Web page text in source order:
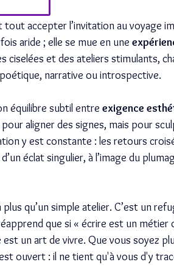
tout accepter l’invitation au voyage
aride ; elle se mue en une
ciselées et des ateliers stimulants,
narrative ou introspective.
équilibre subtil entre exigence
aligner des signes, mais pour
y est constante : les retours
éclat singulier, à l’image du
qu’un simple atelier. C’est un
que si « écrire est un métier
un art de vivre. Que vous soyez
ouvert : il ne tient qu'à vous d'y